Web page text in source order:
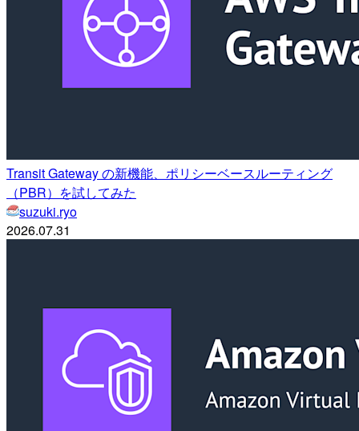
Transit Gateway の新機能、ポリシーベースルーティング
（PBR）を試してみた
suzuki.ryo
2026.07.31